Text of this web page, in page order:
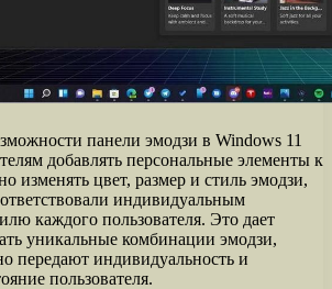
панели эмодзи в Windows 11
добавлять персональные элементы к
изменять цвет, размер и стиль эмодзи,
индивидуальным
каждого пользователя. Это дает
уникальные комбинации эмодзи,
передают индивидуальность и
пользователя.